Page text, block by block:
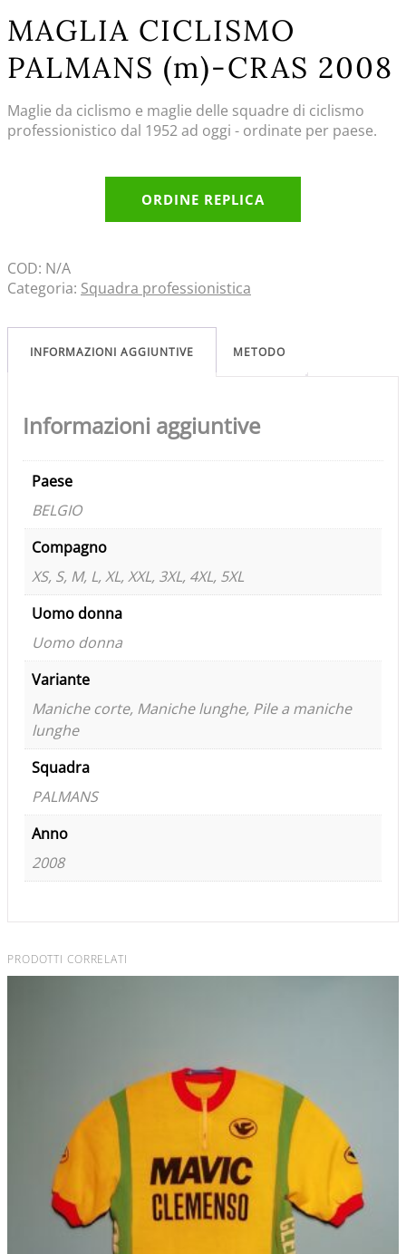
MAGLIA CICLISMO
PALMANS (m)-CRAS 2008
Maglie da ciclismo e maglie delle squadre di ciclismo
professionistico dal 1952 ad oggi - ordinate per paese.
ORDINE REPLICA
COD: N/A
Categoria: Squadra professionistica
INFORMAZIONI AGGIUNTIVE METODO
Informazioni aggiuntive
Paese
BELGIO
Compagno
XS, S, M, L, XL, XXL, 3XL, 4XL, 5XL
Uomo donna
Uomo donna
Variante
Maniche corte, Maniche lunghe, Pile a maniche
lunghe
Squadra
PALMANS
Anno
2008
PRODOTTI CORRELATI